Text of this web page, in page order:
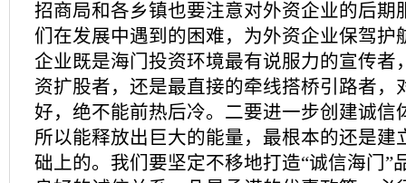
招商局和各乡镇也要注意对外资企业的后期
们在发展中遇到的困难，为外资企业保驾护
企业既是海门投资环境最有说服力的宣传者
资扩股者，还是最直接的牵线搭桥引路者，
好，绝不能前热后冷。二要进一步创建诚信
所以能释放出巨大的能量，最根本的还是建
础上的。我们要坚定不移地打造“诚信海门”